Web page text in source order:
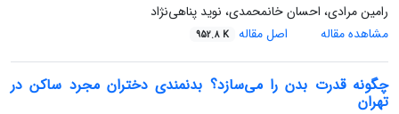
رامین مرادی، احسان خانمحمدی، نوید پناهی‌نژاد
مشاهده مقاله
اصل مقاله 952.8 K
چگونه قدرت بدن را می‌سازد؟ بدنمندی دختران مجرد ساکن در
تهران